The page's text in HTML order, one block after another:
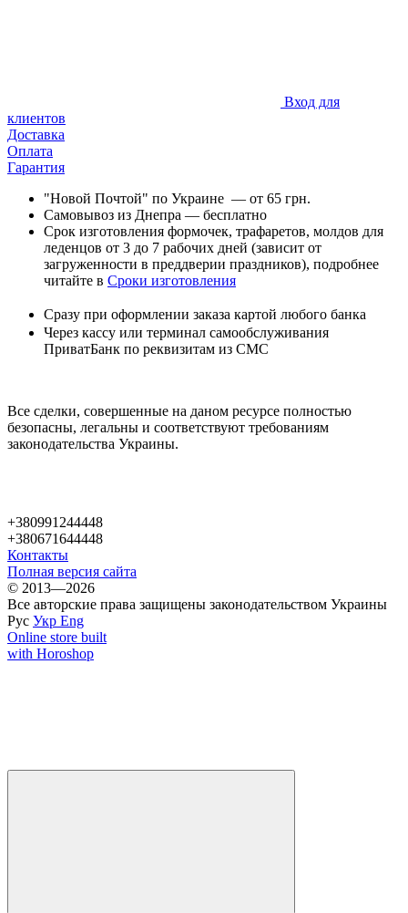
Вход для
клиентов
Доставка
Оплата
Гарантия
"Новой Почтой" по Украине — от 65 грн.
Самовывоз из Днепра — бесплатно
Срок изготовления формочек, трафаретов, молдов для
леденцов от 3 до 7 рабочих дней (зависит от
загруженности в преддверии праздников), подробнее
читайте в Сроки изготовления
Сразу при оформлении заказа картой любого банка
Через кассу или терминал самообслуживания
ПриватБанк по реквизитам из СМС
Все сделки, совершенные на даном ресурсе полностью
безопасны, легальны и соответствуют требованиям
законодательства Украины.
+380991244448
+380671644448
Контакты
Полная версия сайта
© 2013—2026
Все авторские права защищены законодательством Украины
Рус Укр Eng
Online store built
with Horoshop